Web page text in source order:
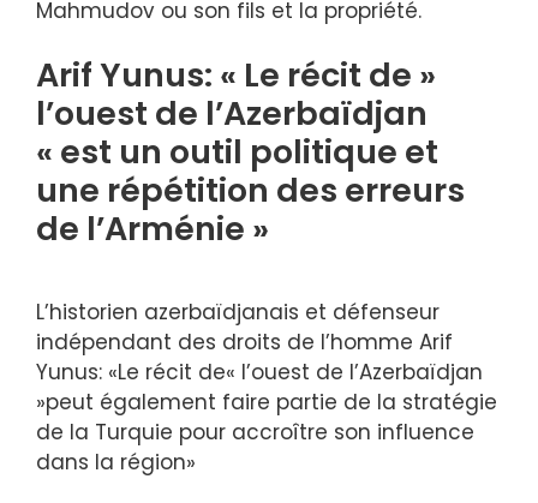
Mahmudov ou son fils et la propriété.
Arif Yunus: « Le récit de »
l’ouest de l’Azerbaïdjan
« est un outil politique et
une répétition des erreurs
de l’Arménie »
L’historien azerbaïdjanais et défenseur
indépendant des droits de l’homme Arif
Yunus: «Le récit de« l’ouest de l’Azerbaïdjan
»peut également faire partie de la stratégie
de la Turquie pour accroître son influence
dans la région»